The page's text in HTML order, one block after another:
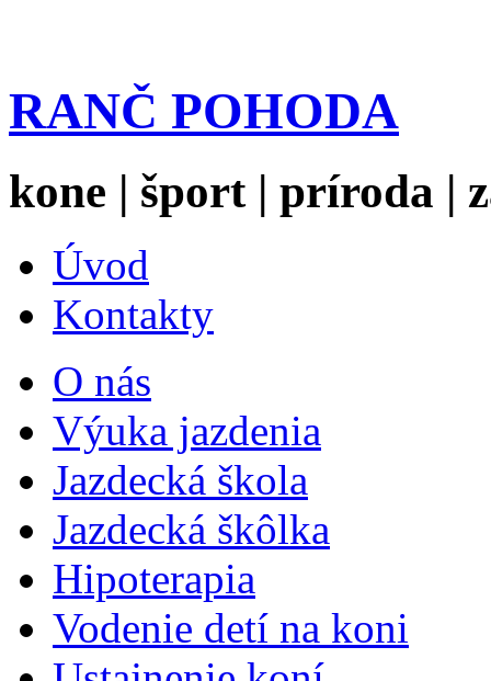
RANČ POHODA
kone | šport | príroda |
Úvod
Kontakty
O nás
Výuka jazdenia
Jazdecká škola
Jazdecká škôlka
Hipoterapia
Vodenie detí na koni